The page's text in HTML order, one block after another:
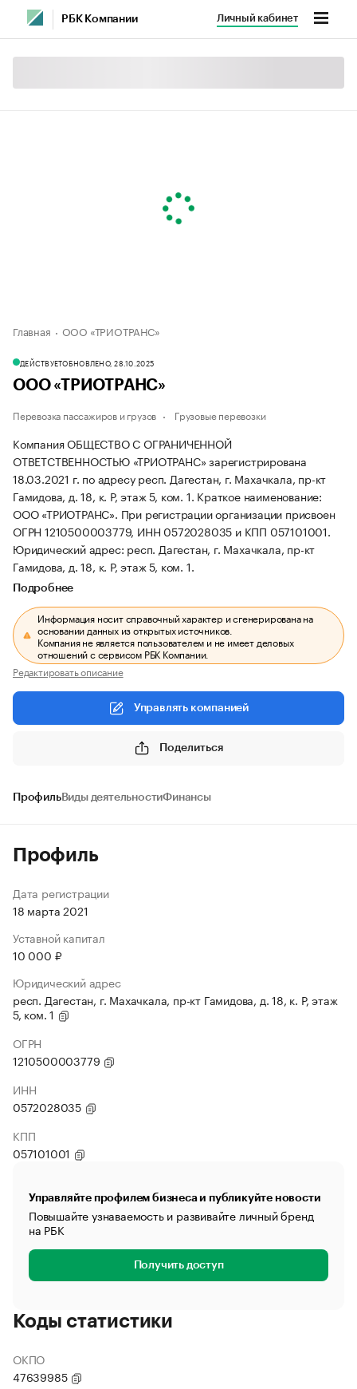
РБК Компании Личный кабинет
Главная ООО «ТРИОТРАНС»
ДЕЙСТВУЕТОБНОВЛЕНО, 28.10.2025
ООО «ТРИОТРАНС»
Перевозка пассажиров и грузов Грузовые перевозки
Компания ОБЩЕСТВО С ОГРАНИЧЕННОЙ
ОТВЕТСТВЕННОСТЬЮ «ТРИОТРАНС» зарегистрирована
18.03.2021 г. по адресу респ. Дагестан, г. Махачкала, пр-кт
Гамидова, д. 18, к. Р, этаж 5, ком. 1. Краткое наименование:
ООО «ТРИОТРАНС». При регистрации организации присвоен
ОГРН 1210500003779, ИНН 0572028035 и КПП 057101001.
Юридический адрес: респ. Дагестан, г. Махачкала, пр-кт
Гамидова, д. 18, к. Р, этаж 5, ком. 1.
Подробнее
Информация носит справочный характер и сгенерирована на
основании данных из открытых источников.
Компания не является пользователем и не имеет деловых
отношений с сервисом РБК Компании.
Редактировать описание
Управлять компанией
Поделиться
ПрофильВиды деятельностиФинансы
Профиль
Дата регистрации
18 марта 2021
Уставной капитал
10 000 ₽
Юридический адрес
респ. Дагестан, г. Махачкала, пр-кт Гамидова, д. 18, к. Р, этаж
5, ком. 1
ОГРН
1210500003779
ИНН
0572028035
КПП
057101001
Управляйте профилем бизнеса и публикуйте новости
Повышайте узнаваемость и развивайте личный бренд
на РБК
Получить доступ
Коды статистики
ОКПО
47639985